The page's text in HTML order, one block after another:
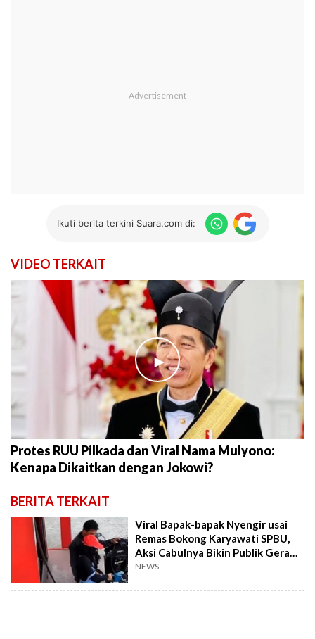
Ikuti berita terkini Suara.com di:
VIDEO TERKAIT
►
Protes RUU Pilkada dan Viral Nama Mulyono:
Kenapa Dikaitkan dengan Jokowi?
BERITA TERKAIT
Viral Bapak-bapak Nyengir usai
Remas Bokong Karyawati SPBU,
Aksi Cabulnya Bikin Publik Geram:
Siram Bensin Mbak!
NEWS